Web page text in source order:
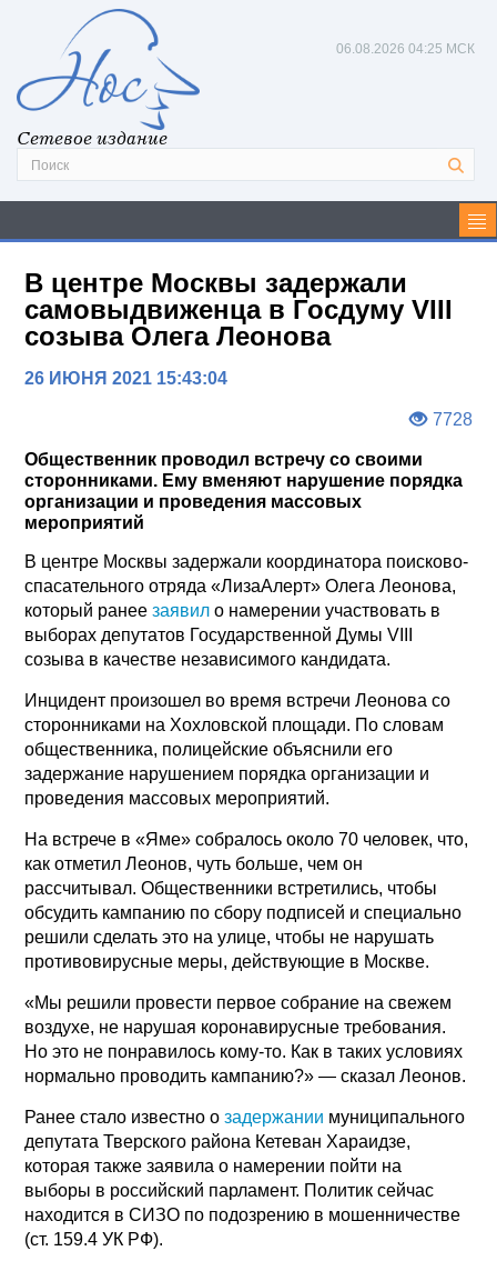
Сетевое издание
06.08.2026 04:25 МСК
В центре Москвы задержали
самовыдвиженца в Госдуму VIII
созыва Олега Леонова
26 ИЮНЯ 2021 15:43:04
7728
Общественник проводил встречу со своими
сторонниками. Ему вменяют нарушение порядка
организации и проведения массовых
мероприятий
В центре Москвы задержали координатора поисково-
спасательного отряда «ЛизаАлерт» Олега Леонова,
который ранеезаявил о намерении участвовать в
выборах депутатов Государственной Думы VIII
созыва в качестве независимого кандидата.
Инцидент произошел во время встречи Леонова со
сторонниками на Хохловской площади. По словам
общественника, полицейские объяснили его
задержание нарушением порядка организации и
проведения массовых мероприятий.
На встрече в «Яме» собралось около 70 человек, что,
как отметил Леонов, чуть больше, чем он
рассчитывал. Общественники встретились, чтобы
обсудить кампанию по сбору подписей и специально
решили сделать это на улице, чтобы не нарушать
противовирусные меры, действующие в Москве.
«Мы решили провести первое собрание на свежем
воздухе, не нарушая коронавирусные требования.
Но это не понравилось кому-то. Как в таких условиях
нормально проводить кампанию?» — сказал Леонов.
Ранее стало известно озадержании муниципального
депутата Тверского района Кетеван Хараидзе,
которая также заявила о намерении пойти на
выборы в российский парламент. Политик сейчас
находится в СИЗО по подозрению в мошенничестве
(ст. 159.4 УК РФ).